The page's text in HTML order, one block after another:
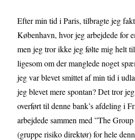
Efter min tid i Paris, tilbragte jeg
København, hvor jeg arbejdede for
men jeg tror ikke jeg følte mig helt
ligesom om der manglede noget
jeg var blevet smittet af min tid i
jeg blevet mere spontan? Det tror
overført til denne bank’s afdeling i
arbejdede sammen med ”The
(gruppe risiko direktør) for hele